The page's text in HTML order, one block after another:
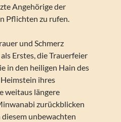
Angehörige der
Pflichten zu rufen.
und Schmerz
Erstes, die Trauerfeier
in den heiligen Hain des
ihres
weitaus längere
zurückblicken
unbewachten